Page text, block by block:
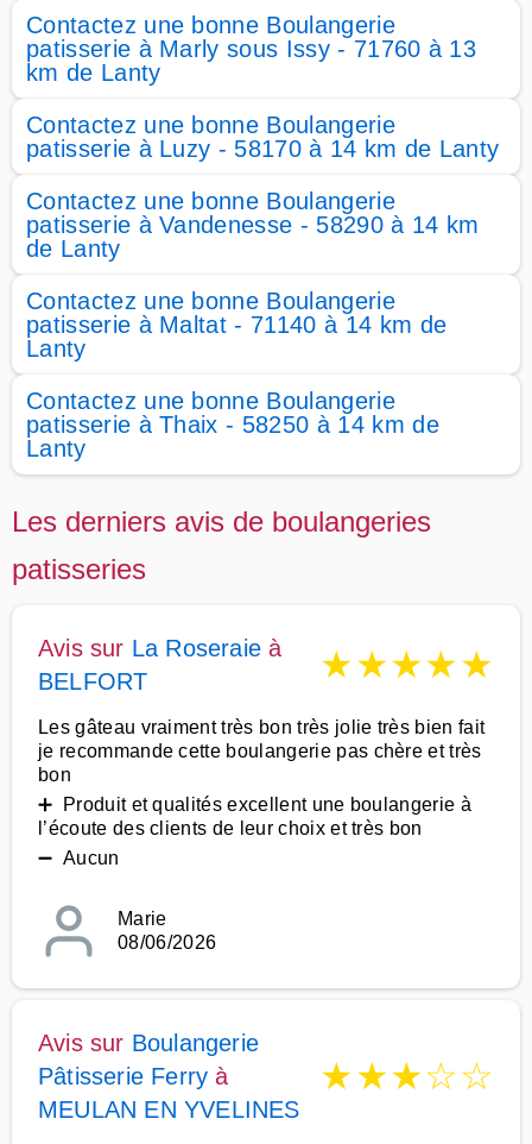
Contactez une bonne Boulangerie
patisserie à Marly sous Issy - 71760 à 13
km de Lanty
Contactez une bonne Boulangerie
patisserie à Luzy - 58170 à 14 km de Lanty
Contactez une bonne Boulangerie
patisserie à Vandenesse - 58290 à 14 km
de Lanty
Contactez une bonne Boulangerie
patisserie à Maltat - 71140 à 14 km de
Lanty
Contactez une bonne Boulangerie
patisserie à Thaix - 58250 à 14 km de
Lanty
Les derniers avis de boulangeries
patisseries
Avis sur La Roseraie à
BELFORT
★★★★★
Les gâteau vraiment très bon très jolie très bien fait
je recommande cette boulangerie pas chère et très
bon
➕ Produit et qualités excellent une boulangerie à
l’écoute des clients de leur choix et très bon
➖ Aucun
Marie
08/06/2026
Avis sur Boulangerie
Pâtisserie Ferry à
MEULAN EN YVELINES
★★★☆☆